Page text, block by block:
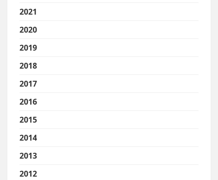
2021
2020
2019
2018
2017
2016
2015
2014
2013
2012